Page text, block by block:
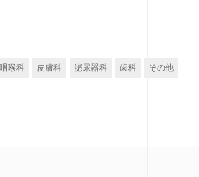
喉科 皮膚科 泌尿器科 歯科 その他